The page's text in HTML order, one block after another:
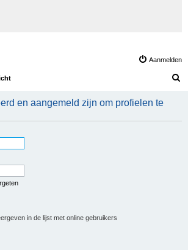
Aanmelden
k
en aangemeld zijn om profielen te
in de lijst met online gebruikers